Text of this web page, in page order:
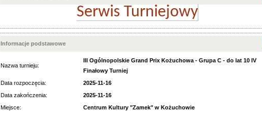
Serwis Turniejowy
Informacje podstawowe
Nazwa turnieju:
III Ogólnopolskie Grand Prix Kożuchowa - Grupa C - do lat 10 IV
Finałowy Turniej
Data rozpoczęcia:
2025-11-16
Data zakończenia:
2025-11-16
Miejsce:
Centrum Kultury "Zamek" w Kożuchowie